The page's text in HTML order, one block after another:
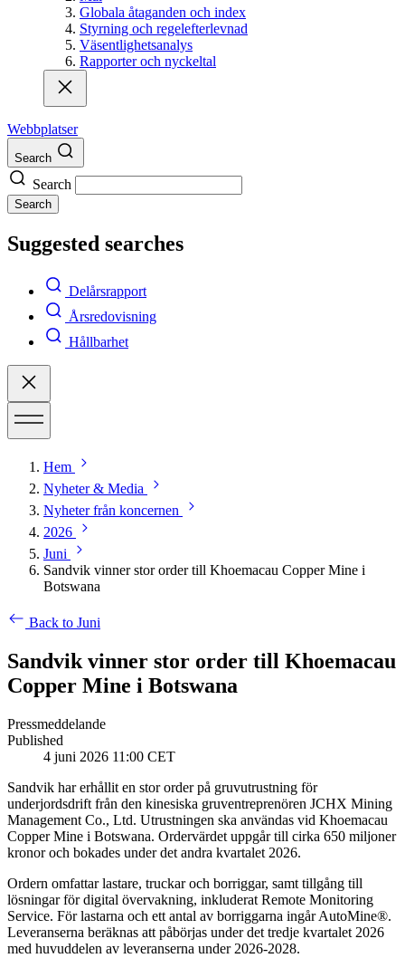
Globala åtaganden och index
Styrning och regelefterlevnad
Väsentlighetsanalys
Rapporter och nyckeltal
Webbplatser
Search
Search
Search
Suggested searches
Delårsrapport
Årsredovisning
Hållbarhet
Hem
Nyheter & Media
Nyheter från koncernen
2026
Juni
Sandvik vinner stor order till Khoemacau Copper Mine i
Botswana
Back to Juni
Sandvik vinner stor order till Khoemacau
Copper Mine i Botswana
Pressmeddelande
Published
4 juni 2026 11:00 CET
Sandvik har erhållit en stor order på gruvutrustning för
underjordsdrift från den kinesiska gruventreprenören JCHX Mining
Management Co., Ltd. Utrustningen ska användas vid Khoemacau
Copper Mine i Botswana. Ordervärdet uppgår till cirka 650 miljoner
kronor och bokades under det andra kvartalet 2026.
Ordern omfattar lastare, truckar och borriggar, samt tillgång till
lösningar för digital övervakning, inkluderat Remote Monitoring
Service. För lastarna och ett antal av borriggarna ingår AutoMine®.
Leveranserna beräknas att påbörjas under det tredje kvartalet 2026
med huvuddelen av leveranserna under 2026-2028.